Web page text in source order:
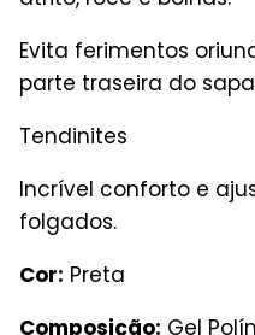
Evita ferimentos
parte traseira do
Tendinites
Incrível conforto e
folgados.
Cor: Preta
Composição: Gel